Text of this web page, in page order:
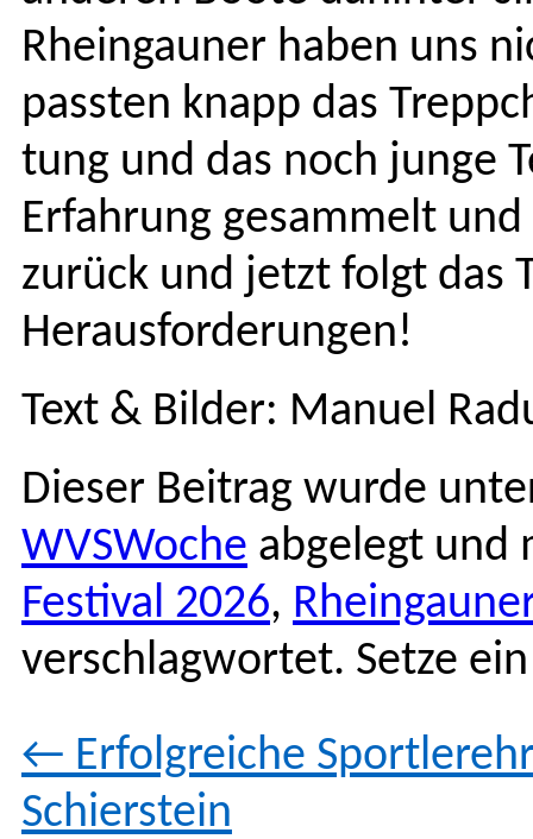
Rhein­gauner haben uns
passten knapp das
tung und das noch junge
Erfahrung gesam­melt
zurück und jet­zt fol­gt das
Herausforderungen!
Text & Bilder: Manuel
Dieser Beitrag wurde
WVSWoche abgelegt und
Festival 2026, Rheingauner
verschlagwortet. Setze
← Erfolgreiche
Schierstein